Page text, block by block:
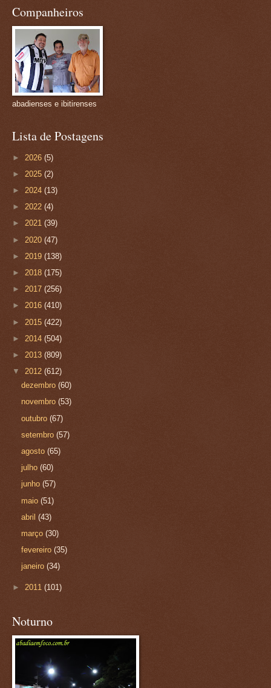
Companheiros
abadienses e ibitirenses
Lista de Postagens
► 2026 (5)
► 2025 (2)
► 2024 (13)
► 2022 (4)
► 2021 (39)
► 2020 (47)
► 2019 (138)
► 2018 (175)
► 2017 (256)
► 2016 (410)
► 2015 (422)
► 2014 (504)
► 2013 (809)
▼ 2012 (612)
dezembro(60)
novembro(53)
outubro(67)
setembro(57)
agosto(65)
julho(60)
junho(57)
maio(51)
abril(43)
março(30)
fevereiro(35)
janeiro(34)
► 2011 (101)
Noturno